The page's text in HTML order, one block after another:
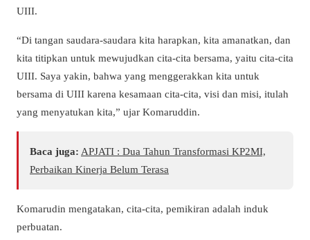
UIII.
“Di tangan saudara-saudara kita harapkan, kita amanatkan, dan
kita titipkan untuk mewujudkan cita-cita bersama, yaitu cita-cita
UIII. Saya yakin, bahwa yang menggerakkan kita untuk
bersama di UIII karena kesamaan cita-cita, visi dan misi, itulah
yang menyatukan kita,” ujar Komaruddin.
Baca juga: APJATI : Dua Tahun Transformasi KP2MI,
Perbaikan Kinerja Belum Terasa
Komarudin mengatakan, cita-cita, pemikiran adalah induk
perbuatan.